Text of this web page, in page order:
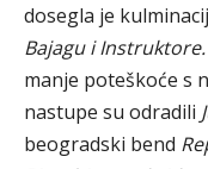
dosegla je
Bajagu i Instruktore.
manje poteškoće s
nastupe su odradili
beogradski bend